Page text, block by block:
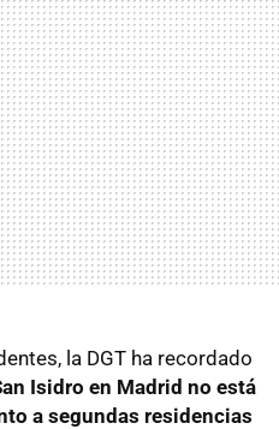
la DGT ha recordado
Isidro en Madrid no está
a segundas residencias